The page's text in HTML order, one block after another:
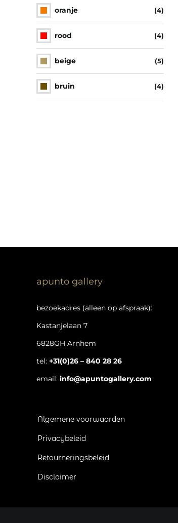
oranje (4)
rood (4)
beige (5)
bruin (4)
apunto gallery
bezoekadres (alleen op afspraak):
Kastanjelaan 7
6828GH Arnhem
tel: +31(0)26 – 840 28 26
email: info@apuntogallery.com
Algemene voorwaarden
Privacybeleid
Retourneringsbeleid
Disclaimer